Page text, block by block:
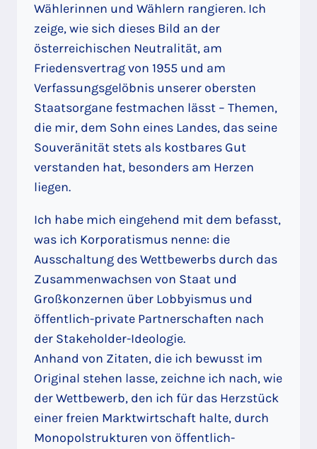
Wählerinnen und Wählern rangieren. Ich
zeige, wie sich dieses Bild an der
österreichischen Neutralität, am
Friedensvertrag von 1955 und am
Verfassungsgelöbnis unserer obersten
Staatsorgane festmachen lässt – Themen,
die mir, dem Sohn eines Landes, das seine
Souveränität stets als kostbares Gut
verstanden hat, besonders am Herzen
liegen.
Ich habe mich eingehend mit dem befasst,
was ich Korporatismus nenne: die
Ausschaltung des Wettbewerbs durch das
Zusammenwachsen von Staat und
Großkonzernen über Lobbyismus und
öffentlich-private Partnerschaften nach
der Stakeholder-Ideologie.
Anhand von Zitaten, die ich bewusst im
Original stehen lasse, zeichne ich nach, wie
der Wettbewerb, den ich für das Herzstück
einer freien Marktwirtschaft halte, durch
Monopolstrukturen von öffentlich-